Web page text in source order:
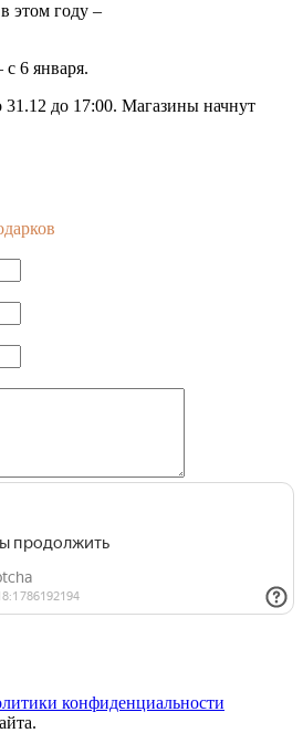
этом году –
с 6 января.
31.12 до 17:00. Магазины начнут
конфиденциальности